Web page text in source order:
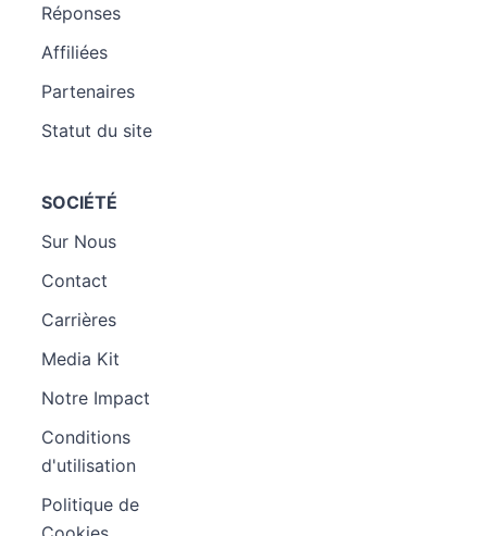
Réponses
Affiliées
Partenaires
Statut du site
SOCIÉTÉ
Sur Nous
Contact
Carrières
Media Kit
Notre Impact
Conditions
d'utilisation
Politique de